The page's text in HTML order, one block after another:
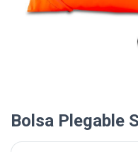
Bolsa Plegable